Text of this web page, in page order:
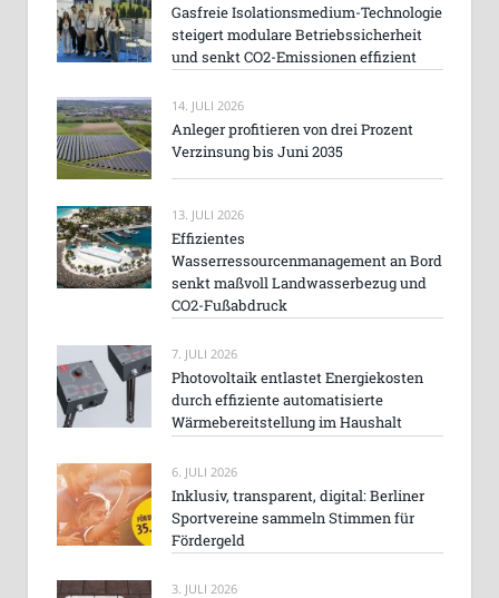
Gasfreie Isolationsmedium-Technologie
steigert modulare Betriebssicherheit
und senkt CO2-Emissionen effizient
14. JULI 2026
Anleger profitieren von drei Prozent
Verzinsung bis Juni 2035
13. JULI 2026
Effizientes
Wasserressourcenmanagement an Bord
senkt maßvoll Landwasserbezug und
CO2-Fußabdruck
7. JULI 2026
Photovoltaik entlastet Energiekosten
durch effiziente automatisierte
Wärmebereitstellung im Haushalt
6. JULI 2026
Inklusiv, transparent, digital: Berliner
Sportvereine sammeln Stimmen für
Fördergeld
3. JULI 2026